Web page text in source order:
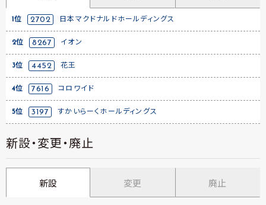
1位 2702 日本マクドナルドホールディングス
2位 8267 イオン
3位 4452 花王
4位 7616 コロワイド
5位 3197 すかいらーくホールディングス
新設・変更・廃止
新設 変更 廃止